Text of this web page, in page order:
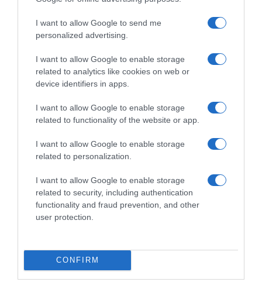
I want to allow Google to send me
personalized advertising.
I want to allow Google to enable storage
related to analytics like cookies on web or
device identifiers in apps.
I want to allow Google to enable storage
related to functionality of the website or app.
I want to allow Google to enable storage
related to personalization.
I want to allow Google to enable storage
related to security, including authentication
functionality and fraud prevention, and other
user protection.
CONFIRM
μέτρων που την ανέβασε στο βάθρο
Η αθλήτρια κατέκτησε το πρώτο ελληνικό μετάλλιο στο
μήκος στην ιστορία της διοργάνωσης στις γυναίκες
Κινγκς Κάνγκουα: Στην Αθήνα για τον
Παναθηναϊκό – Θα περάσει από